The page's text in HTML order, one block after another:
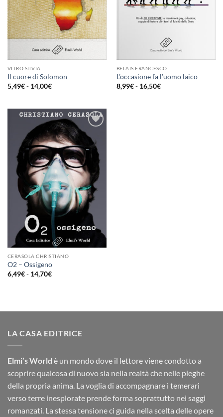
VITRÒ SILVIA
Il cuore di Solomon
5,49€ - 14,00€Fascia
5,49€
a
14,00€
BELAIS FRANCESCO
L’occasione fa l’uomo laico
8,99€ - 16,50€Fascia
Aggiungi
alla lista
dei
desideri
CERASOLA CHRISTIANO
O2 – Ossigeno
6,49€ - 14,70€Fascia
14,70€
LA CASA EDITRICE
Elmi’s World è un mondo dove il lettore viene condotto a
scoprire qualcosa di nuovo sia nella realtà che nelle pieghe
della propria anima. La voglia di accompagnare i temerari
verso terre inesplorate prende forma soprattutto nei saggi
romanzati. La stessa tensione ci guida nella scelta delle opere